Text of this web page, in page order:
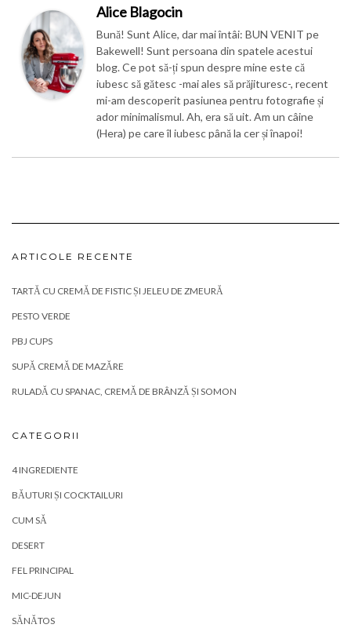
Alice Blagocin
Bună! Sunt Alice, dar mai întâi: BUN VENIT pe
Bakewell! Sunt persoana din spatele acestui
blog. Ce pot să-ți spun despre mine este că
iubesc să gătesc -mai ales să prăjituresc-, recent
mi-am descoperit pasiunea pentru fotografie și
ador minimalismul. Ah, era să uit. Am un câine
(Hera) pe care îl iubesc până la cer și înapoi!
ARTICOLE RECENTE
TARTĂ CU CREMĂ DE FISTIC ȘI JELEU DE ZMEURĂ
PESTO VERDE
PBJ CUPS
SUPĂ CREMĂ DE MAZĂRE
RULADĂ CU SPANAC, CREMĂ DE BRÂNZĂ ȘI SOMON
CATEGORII
4 INGREDIENTE
BĂUTURI ȘI COCKTAILURI
CUM SĂ
DESERT
FEL PRINCIPAL
MIC-DEJUN
SĂNĂTOS